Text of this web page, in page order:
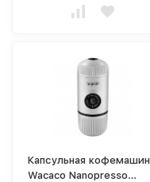
Капсульная
Wacaco Nanopresso